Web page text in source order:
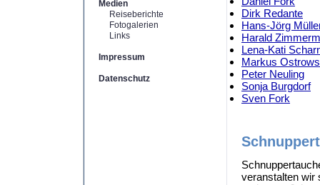
Medien
Reiseberichte
Fotogalerien
Links
Impressum
Datenschutz
Dirk Redante
Hans-Jörg
Harald
Lena-Kati
Markus
Peter Neuling
Sonja Burgdorf
Sven Fork
veranstalten wir